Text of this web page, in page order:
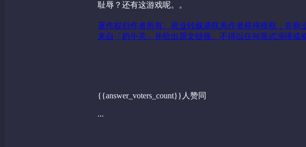
耻辱？还有这游戏呢。。
著作权归作者所有。商业转载请联系作者获得授权，非商
来自「奶牛关」并给出原文链接。不得以任何形式演绎或
{{answer_voters_count}}人赞同
...